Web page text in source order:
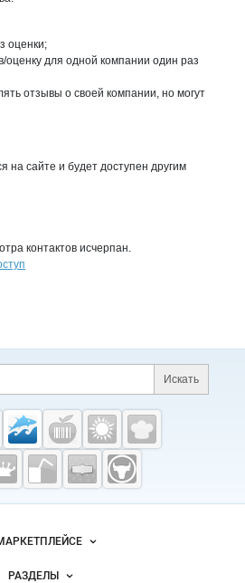
оценки;
для одной компании один раз
отзывы о своей компании, но могут
на сайте и будет доступен другим
контактов исчерпан.
информация
Поиск по сайту и
Искать
полезные проекты
Fishretail.ru —
рыба,
морепродукты
и контакты
Fishretail.ru
РАЗДЕЛЫ